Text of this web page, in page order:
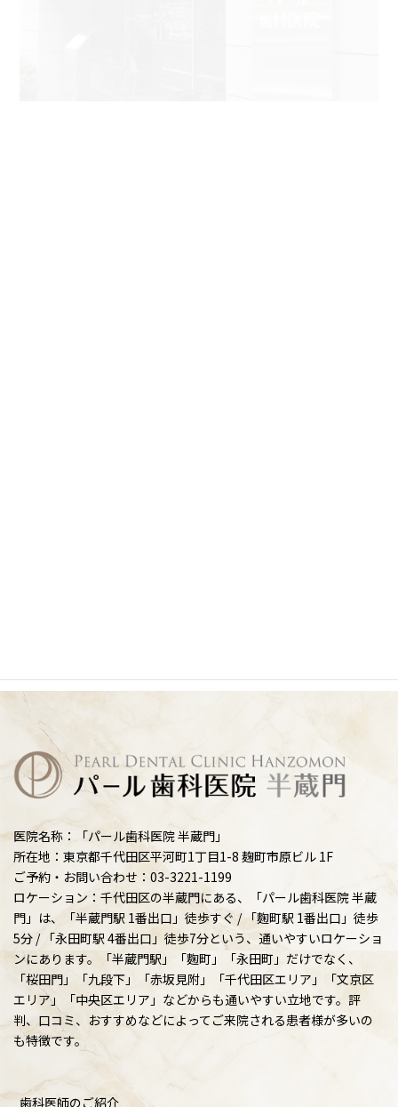
医院名称：「パール歯科医院 半蔵門」
所在地：東京都千代田区平河町1丁目1-8 麹町市原ビル 1F
ご予約・お問い合わせ：03-3221-1199
ロケーション：千代田区の半蔵門にある、「パール歯科医院 半蔵
門」は、「半蔵門駅 1番出口」徒歩すぐ / 「麴町駅 1番出口」徒歩
5分 / 「永田町駅 4番出口」徒歩7分という、通いやすいロケーショ
ンにあります。「半蔵門駅」「麴町」「永田町」だけでなく、
「桜田門」「九段下」「赤坂見附」「千代田区エリア」「文京区
エリア」「中央区エリア」などからも通いやすい立地です。評
判、口コミ、おすすめなどによってご来院される患者様が多いの
も特徴です。
歯科医師のご紹介